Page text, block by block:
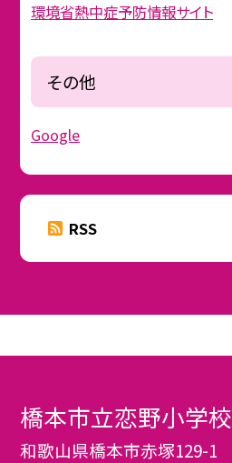
環境省熱中症予防情報サイト
その他
Google
RSS
橋本市立恋野小学校
和歌山県橋本市赤塚129-1